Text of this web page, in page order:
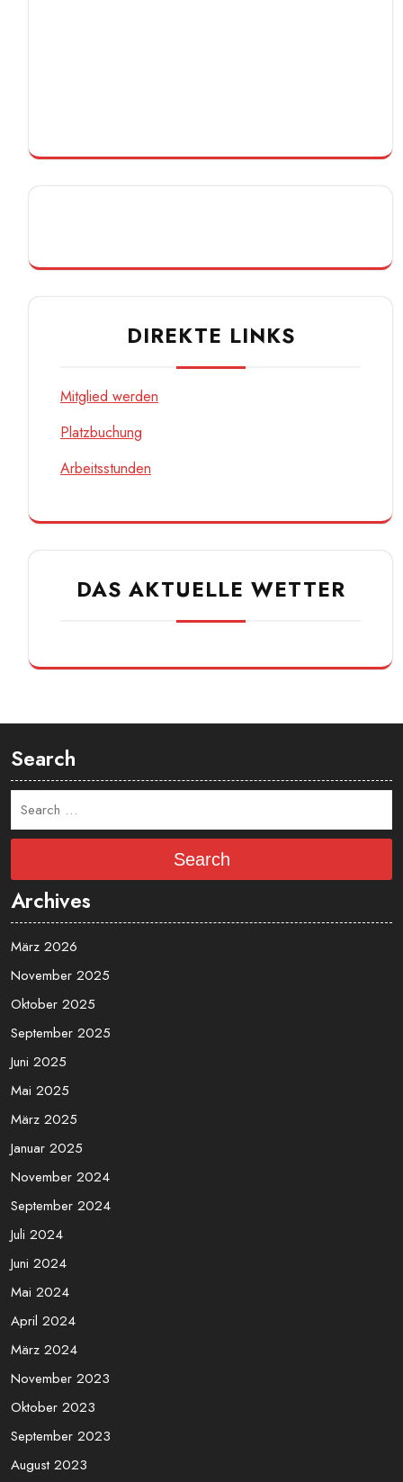
DIREKTE LINKS
Mitglied werden
Platzbuchung
Arbeitsstunden
DAS AKTUELLE WETTER
Search
Search
Archives
März 2026
November 2025
Oktober 2025
September 2025
Juni 2025
Mai 2025
März 2025
Januar 2025
November 2024
September 2024
Juli 2024
Juni 2024
Mai 2024
April 2024
März 2024
November 2023
Oktober 2023
September 2023
August 2023